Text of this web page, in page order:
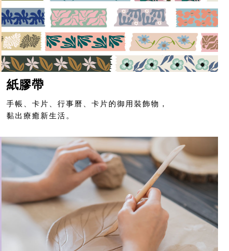
紙膠帶
手帳、卡片、行事曆、卡片的御用裝飾物，
黏出療癒新生活。